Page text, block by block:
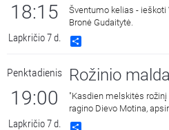
18:15
Lapkričio 7 d.
Šventumo kelias - ieškoti
Bronė Gudaitytė.
Penktadienis
19:00
Lapkričio 7 d.
Rožinio
"Kasdien melskitės rožinį
ragino Dievo Motina,